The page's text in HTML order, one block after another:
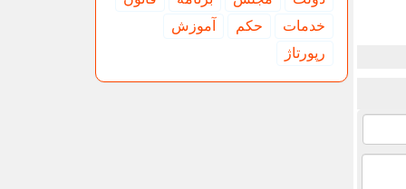
خدمات
حكم
آموزش
رپورتاژ